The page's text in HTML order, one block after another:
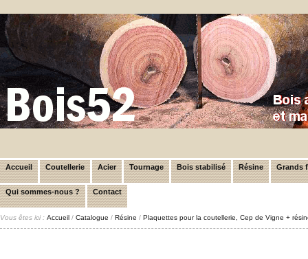
Accueil Coutellerie Acier Tournage Bois stabilisé Résine Grands
Qui sommes-nous ? Contact
Vous êtes ici : Accueil / Catalogue / Résine / Plaquettes pour la coutellerie, Cep de Vigne +